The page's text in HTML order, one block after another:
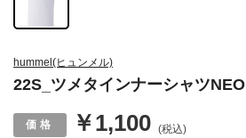
hummel(ヒュンメル)
22S_ツメタインナーシャツNEO
￥1,100 (税込)